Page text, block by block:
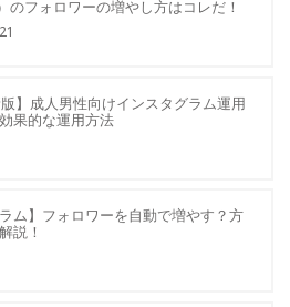
のフォロワーの増やし方はコレだ！
版】成人男性向けインスタグラム運用
果的な運用方法
ラム】フォロワーを自動で増やす？方
説！